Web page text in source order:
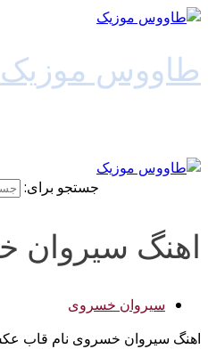
طاووس موزیک
جستجو برای:
اهنگ
سیروان خسروی
اهنگ سیروان خسروی نام قاب